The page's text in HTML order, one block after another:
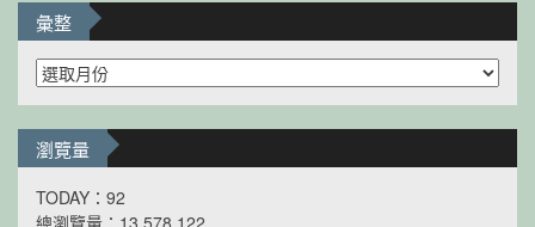
彙整
彙
整
瀏覽量
TODAY：92
總瀏覽量：13,578,122